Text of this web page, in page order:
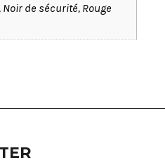
de sécurité, Rouge